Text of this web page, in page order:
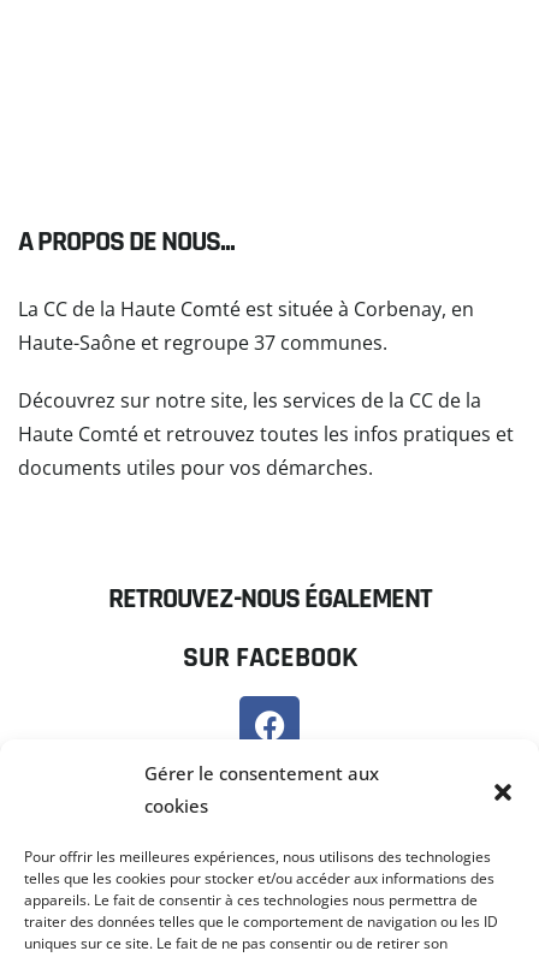
Gérer le consentement aux
cookies
Pour offrir les meilleures expériences, nous utilisons des technologies
telles que les cookies pour stocker et/ou accéder aux informations des
appareils. Le fait de consentir à ces technologies nous permettra de
traiter des données telles que le comportement de navigation ou les ID
uniques sur ce site. Le fait de ne pas consentir ou de retirer son
A PROPOS DE NOUS...
La CC de la Haute Comté est située à Corbenay, en
Haute-Saône et regroupe 37 communes.
Découvrez sur notre site, les services de la CC de la
Haute Comté et retrouvez toutes les infos pratiques et
documents utiles pour vos démarches.
RETROUVEZ-NOUS ÉGALEMENT
SUR FACEBOOK
SUR PANNEAU POCKET